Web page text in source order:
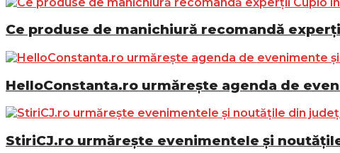
Ce produse de manichiură recomandă
HelloConstanta.ro urmărește agenda de
StiriCJ.ro urmărește evenimentele și